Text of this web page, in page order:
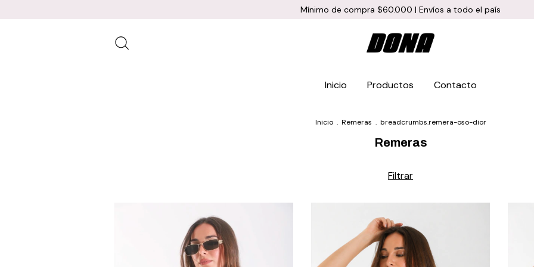
Mínimo de compra $60.000 | Envíos a todo el país
Inicio Productos Contacto
Inicio . Remeras . breadcrumbs.remera-oso-dior
Remeras
Filtrar